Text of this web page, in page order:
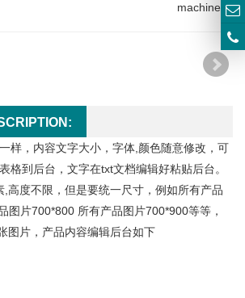
machine
样，内容文字大小，字体,颜色随意修改，可
格到后台，文字在txt文档编辑好粘贴后台。
,高度不限，但是要统一尺寸，例如所有产品
图片700*800 所有产品图片700*900等等，
图片，产品内容编辑后台如下